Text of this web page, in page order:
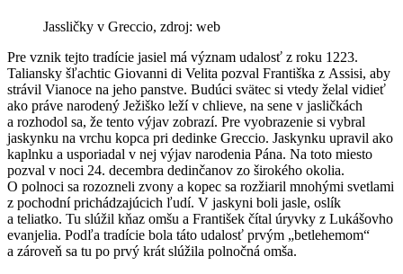
Jassličky v Greccio, zdroj: web
Pre vznik tejto tradície jasiel má význam udalosť z roku 1223.
Taliansky šľachtic Giovanni di Velita pozval Františka z Assisi, aby
strávil Vianoce na jeho panstve. Budúci svätec si vtedy želal vidieť
ako práve narodený Ježiško leží v chlieve, na sene v jasličkách
a rozhodol sa, že tento výjav zobrazí. Pre vyobrazenie si vybral
jaskynku na vrchu kopca pri dedinke Greccio. Jaskynku upravil ako
kaplnku a usporiadal v nej výjav narodenia Pána. Na toto miesto
pozval v noci 24. decembra dedinčanov zo širokého okolia.
O polnoci sa rozozneli zvony a kopec sa rozžiaril mnohými svetlami
z pochodní prichádzajúcich ľudí. V jaskyni boli jasle, oslík
a teliatko. Tu slúžil kňaz omšu a František čítal úryvky z Lukášovho
evanjelia. Podľa tradície bola táto udalosť prvým „betlehemom“
a zároveň sa tu po prvý krát slúžila polnočná omša.